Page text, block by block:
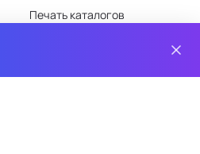
Печать каталогов